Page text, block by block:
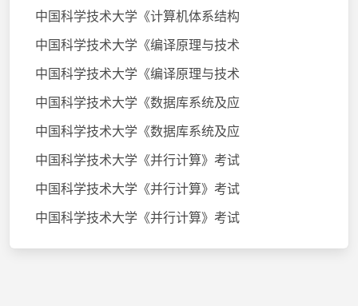
中国科学技术大学《计算机体系结构
中国科学技术大学《编译原理与技术
中国科学技术大学《编译原理与技术
中国科学技术大学《数据库系统及应
中国科学技术大学《数据库系统及应
中国科学技术大学《并行计算》考试
中国科学技术大学《并行计算》考试
中国科学技术大学《并行计算》考试